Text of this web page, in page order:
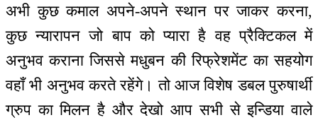
अभी कुछ कमाल अपने-अपने स्थान पर जाकर करना,
कुछ न्यारापन जो बाप को प्यारा है वह प्रैक्टिकल में
अनुभव कराना जिससे मधुबन की रिफ्रेशमेंट का सहयोग
वहाँ भी अनुभव करते रहेंगे। तो आज विशेष डबल पुरुषार्थी
ग्रुप का मिलन है और देखो आप सभी से इन्डिया वाले